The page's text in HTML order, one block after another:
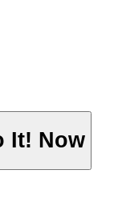
It! Now